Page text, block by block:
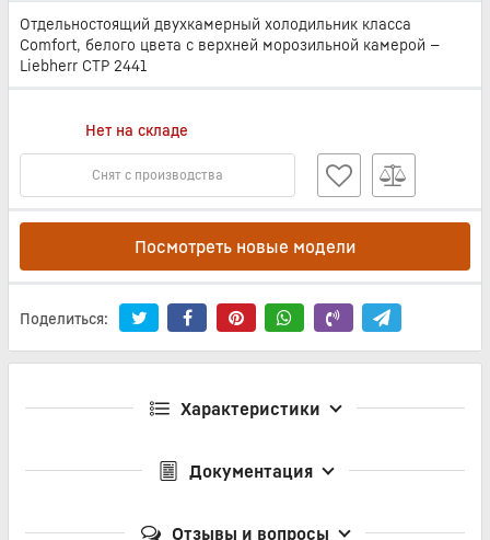
Отдельностоящий двухкамерный холодильник класса
Comfort, белого цвета с верхней морозильной камерой —
Liebherr CTP 2441
Нет на складе
Снят с производства
Посмотреть новые модели
Поделиться:
Характеристики
Документация
Отзывы и вопросы